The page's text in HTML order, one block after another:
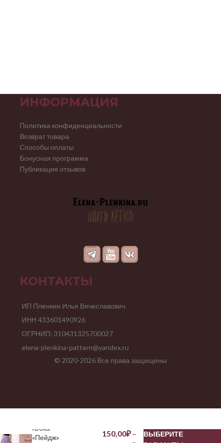
ИНФОРМАЦИЯ
Политика конфиденциальности
Возврат товара
Способы оплаты
Бонусная программа
Публикация отзывов
КОНТАКТЫ
ИП Пленкин Илья Вячеславович
ИНН 433601490926
ОГРНИП: 310431325700027
elena-plenkina-pattern@yandex.ru
© 2020-2026 Все права защищены
Юбка
«Пейдж»
150,00₽–
ВЫБЕРИТЕ